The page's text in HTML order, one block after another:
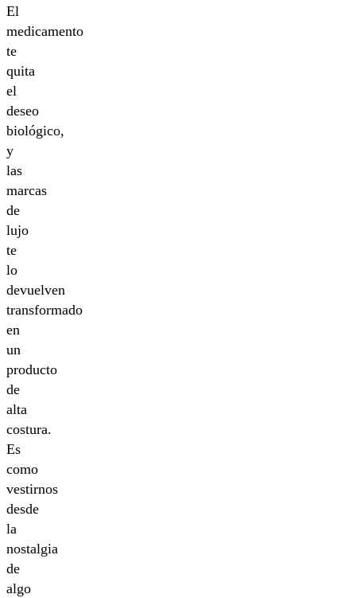
El
medicamento
te
quita
el
deseo
biológico,
y
las
marcas
de
lujo
te
lo
devuelven
transformado
en
un
producto
de
alta
costura.
Es
como
vestirnos
desde
la
nostalgia
de
algo